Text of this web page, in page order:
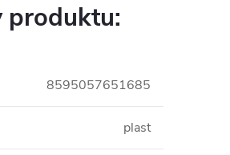
produktu:
8595057651685
plast